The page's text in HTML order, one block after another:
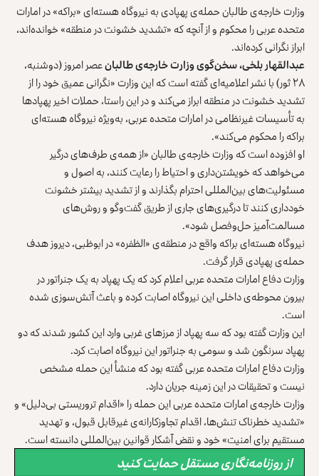
وزارت خارجه‌ی طالبان حمله‌ی پهپادی به نیروگاه هسته‌ای «براکه» در امارات
متحده عربی را محکوم و از آنچه که «تشدید خشونت در منطقه» خوانده‌اند،
ابراز نگرانی کرده‌اند.
عبدالقهار بلخی، سخن‌گوی وزارت خارجه‌ی طالبانعصر امروز (دوشنبه،
۲۸ ثور) با نشر اعلامیه‌ای گفته است که این وزارت «نگرانی عمیق خود را از
تشدید خشونت در منطقه ابراز می‌کند و در این راستا، حملات اخیر پهپادها
به تأسیسات غیرنظامی در امارات متحده عربی، به‌ویژه نیروگاه هسته‌ای
براکه را محکوم می‌کند».
او افزوده است که وزارت خارجه‌ی طالبان «از همه‌ی طرف‌های درگیر
می‌خواهد که خویشتن‌داری و احتیاط را رعایت کنند، به اصول و
مسئولیت‌های بین‌المللی احترام بگذارند و از تشدید بیشتر خشونت
خودداری کنند تا درگیری‌های جاری از طریق گفت‌وگو و روش‌های
مسالمت‌آمیز حل‌وفصل شود».
نیروگاه هسته‌ای براکه واقع در منطقه‌ی «الظفره» در ابوظبی، دیروز هدف
حمله‌ی پهپادی قرار گرفت.
وزارت دفاع امارات متحده عربی اعلام کرد که یک پهپاد به یک جنراتور در
بیرون محوطه‌ی داخلی این نیروگاه اصابت کرده و باعث آتش‌سوزی شده
است.
این وزارت گفته بود که سه پهپاد از مرزهای غربی وارد این کشور شدند که دو
پهپاد سرنگون شد و سومی به جنراتور این نیروگاه اصابت کرد.
وزارت دفاع امارات متحده عربی گفته بود که منشأ این حمله مشخص
نیست و تحقیقات در این زمینه جریان دارد.
وزارت خارجه‌ی امارات متحده عربی این حمله را «اقدام تروریستی بی‌دلیل» و
«تشدید خطرناک تنش‌ها،‌ اقدام تجاوزکارانه‌ی غیرقابل قبول، و تهدید
مستقیم برای امنیت» خود و نقض آشکار قوانین بین‌المللی دانسته است.
از روزنامه‌نگاری مستقل حمایت کنید